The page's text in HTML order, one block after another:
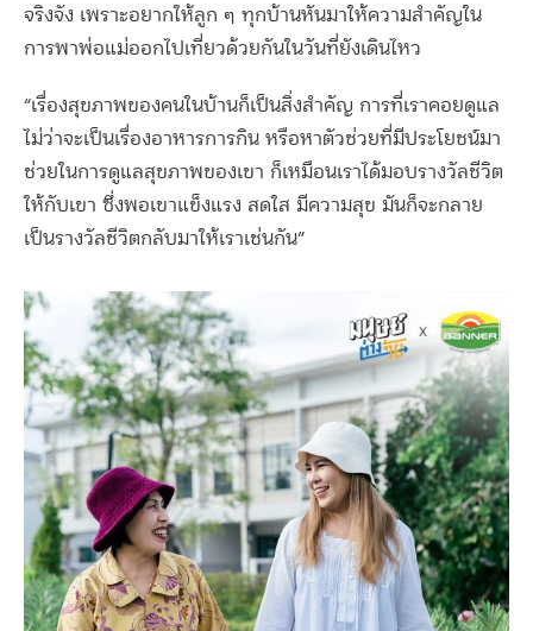
จริงจัง เพราะอยากให้ลูก ๆ ทุกบ้านหันมาให้ความสำคัญใน
การพาพ่อแม่ออกไปเที่ยวด้วยกันในวันที่ยังเดินไหว
“เรื่องสุขภาพของคนในบ้านก็เป็นสิ่งสำคัญ การที่เราคอยดูแล
ไม่ว่าจะเป็นเรื่องอาหารการกิน หรือหาตัวช่วยที่มีประโยชน์มา
ช่วยในการดูแลสุขภาพของเขา ก็เหมือนเราได้มอบรางวัลชีวิต
ให้กับเขา ซึ่งพอเขาแข็งแรง สดใส มีความสุข มันก็จะกลาย
เป็นรางวัลชีวิตกลับมาให้เราเช่นกัน”